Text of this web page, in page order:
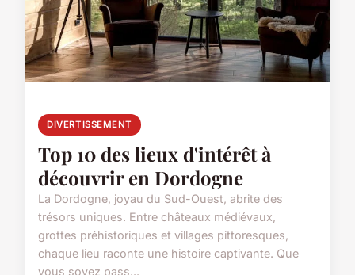
DIVERTISSEMENT
Top 10 des lieux d'intérêt à
découvrir en Dordogne
La Dordogne, joyau du Sud-Ouest, abrite des
trésors uniques. Entre châteaux médiévaux,
grottes préhistoriques et villages pittoresques,
chaque lieu raconte une histoire captivante. Que
vous soyez pass...